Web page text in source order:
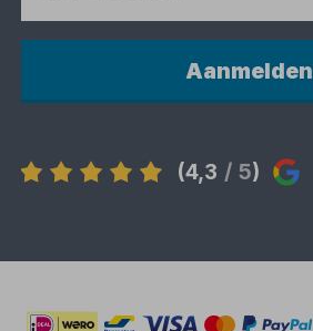
Aanmelden
(4,3 / 5)